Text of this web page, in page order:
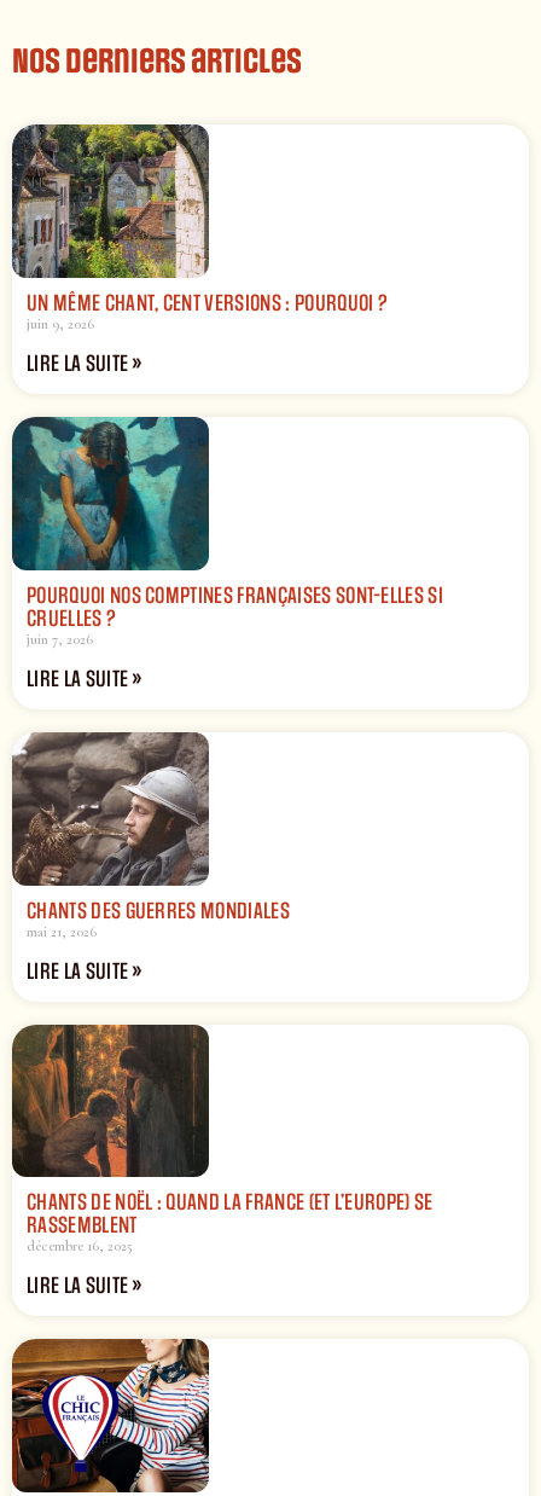
Nos derniers articles
UN MÊME CHANT, CENT VERSIONS : POURQUOI ?
juin 9, 2026
LIRE LA SUITE »
POURQUOI NOS COMPTINES FRANÇAISES SONT-ELLES SI
CRUELLES ?
juin 7, 2026
LIRE LA SUITE »
CHANTS DES GUERRES MONDIALES
mai 21, 2026
LIRE LA SUITE »
CHANTS DE NOËL : QUAND LA FRANCE (ET L’EUROPE) SE
RASSEMBLENT
décembre 16, 2025
LIRE LA SUITE »